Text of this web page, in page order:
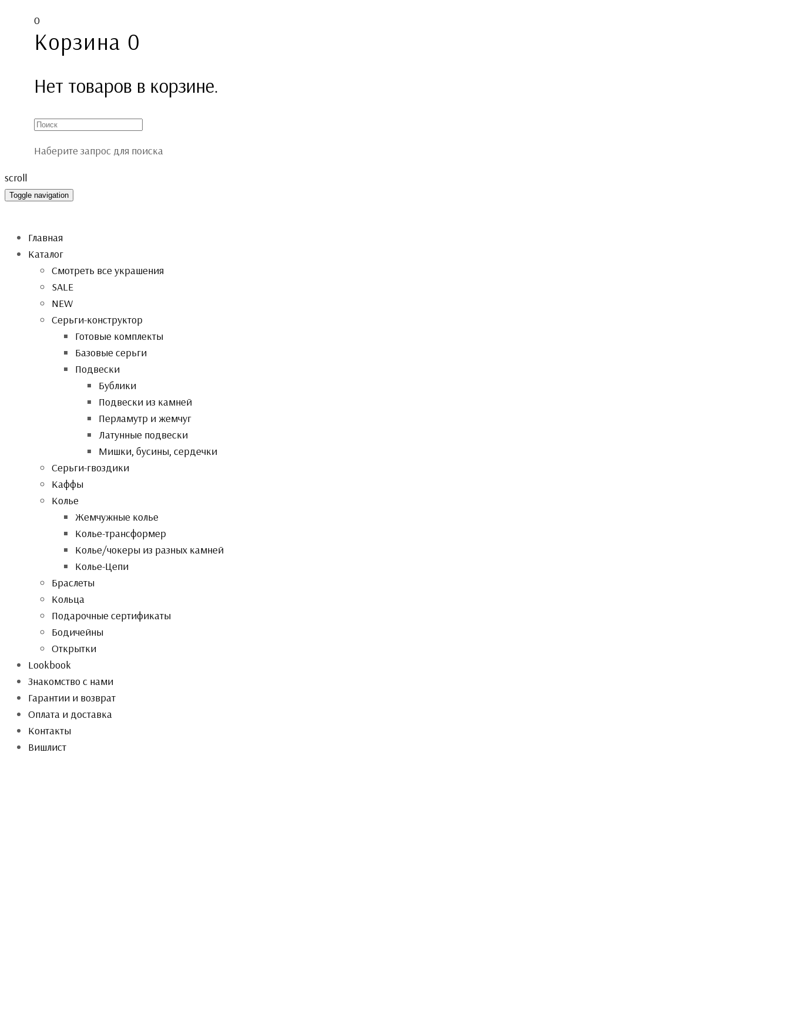
0
Корзина 0
Нет товаров в корзине.
Наберите запрос для поиска
scroll
Toggle navigation
Главная
Каталог
Смотреть все украшения
SALE
NEW
Серьги-конструктор
Готовые комплекты
Базовые серьги
Подвески
Бублики
Подвески из камней
Перламутр и жемчуг
Латунные подвески
Мишки, бусины, сердечки
Серьги-гвоздики
Каффы
Колье
Жемчужные колье
Колье-трансформер
Колье/чокеры из разных камней
Колье-Цепи
Браслеты
Кольца
Подарочные сертификаты
Бодичейны
Открытки
Lookbook
Знакомство с нами
Гарантии и возврат
Оплата и доставка
Контакты
Вишлист